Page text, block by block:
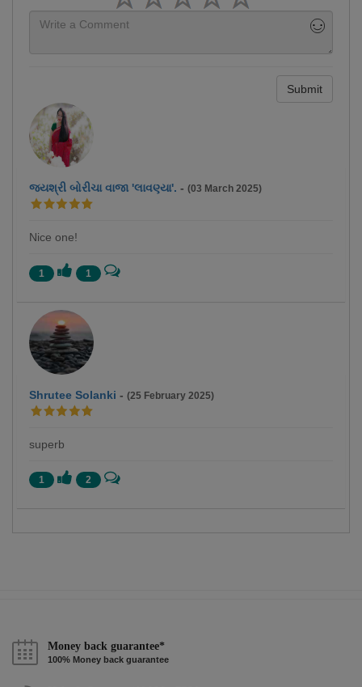
Submit
જયશ્રી બોરીચા વાજા 'લાવણ્યા'. - (03 March 2025)
Nice one!
1 1
Shrutee Solanki - (25 February 2025)
superb
1 2
Money back guarantee*
100% Money back guarantee